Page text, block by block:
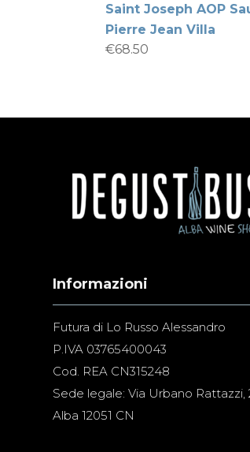
Saint Joseph AOP
Pierre Jean Villa
€68.50
Informazioni
Futura di Lo Russo Alessandro
P.IVA 03765400043
Cod. REA CN315248
Sede legale: Via Urbano Rattazzi,
Alba 12051 CN